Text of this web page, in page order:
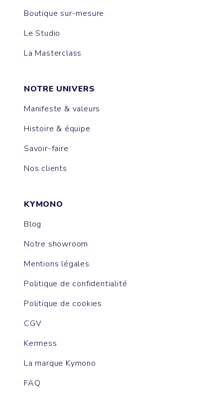
Boutique sur-mesure
Le Studio
La Masterclass
NOTRE UNIVERS
Manifeste & valeurs
Histoire & équipe
Savoir-faire
Nos clients
KYMONO
Blog
Notre showroom
Mentions légales
Politique de confidentialité
Politique de cookies
CGV
Kermess
La marque Kymono
FAQ